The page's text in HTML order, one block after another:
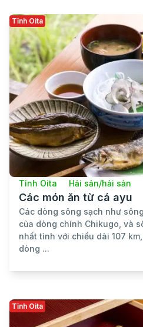
Tỉnh Oita
Tỉnh Oita Hải sản/hải sản
Các món ăn từ cá ayu
Các dòng sông sạch như
của dòng chính Chikugo, và
nhất tỉnh với chiều dài 107
dòng ...
Tỉnh Oita